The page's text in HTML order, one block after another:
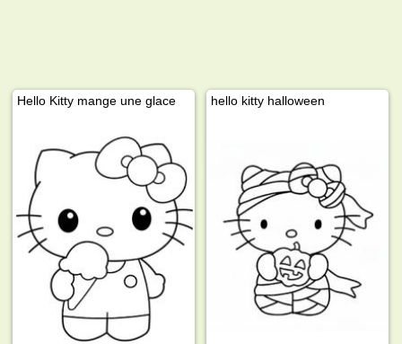
Hello Kitty mange une glace hello kitty halloween